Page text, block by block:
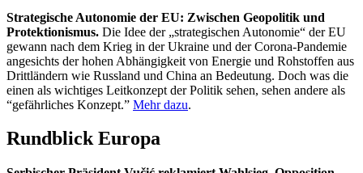
Strategische Autonomie der EU: Zwischen Geopolitik und
Protektionismus. Die Idee der „strategischen Autonomie“ der EU
gewann nach dem Krieg in der Ukraine und der Corona-Pandemie
angesichts der hohen Abhängigkeit von Energie und Rohstoffen aus
Drittländern wie Russland und China an Bedeutung. Doch was die
einen als wichtiges Leitkonzept der Politik sehen, sehen andere als
“gefährliches Konzept.” Mehr dazu.
Rundblick Europa